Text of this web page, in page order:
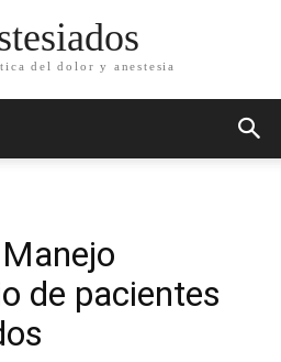
del dolor y anestesia
de pacientes